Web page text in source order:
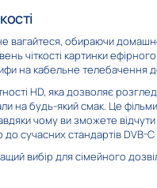
Explorer
вагайтеся, обираючи
чіткості картинки
на кабельне
HD, яка дозволяє
на будь-який смак. Це
чому ви зможете відчути
до сучасних стандартів DVB-C
вибір для сімейного